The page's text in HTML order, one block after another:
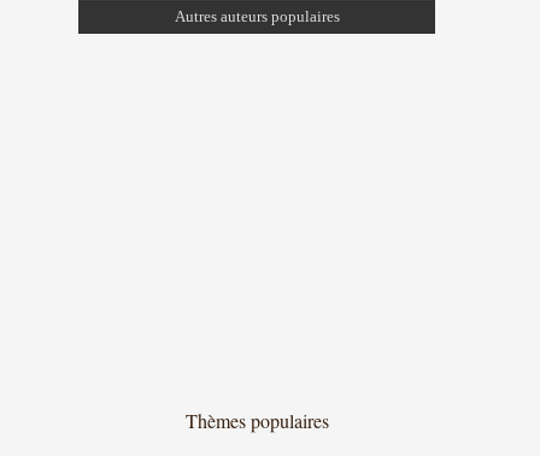
Autres auteurs populaires
Thèmes populaires